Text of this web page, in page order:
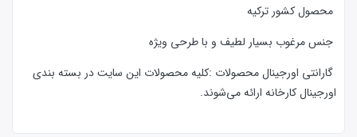
محصول کشور ترکیه
جنس مرغوب بسیار لطیف و با طرحی ویژه
گارانتی اورجینال محصولات :كليه محصولات این سایت در بسته بندی
اورجینال کارخانه ارائه‌‌ می‌شوند.